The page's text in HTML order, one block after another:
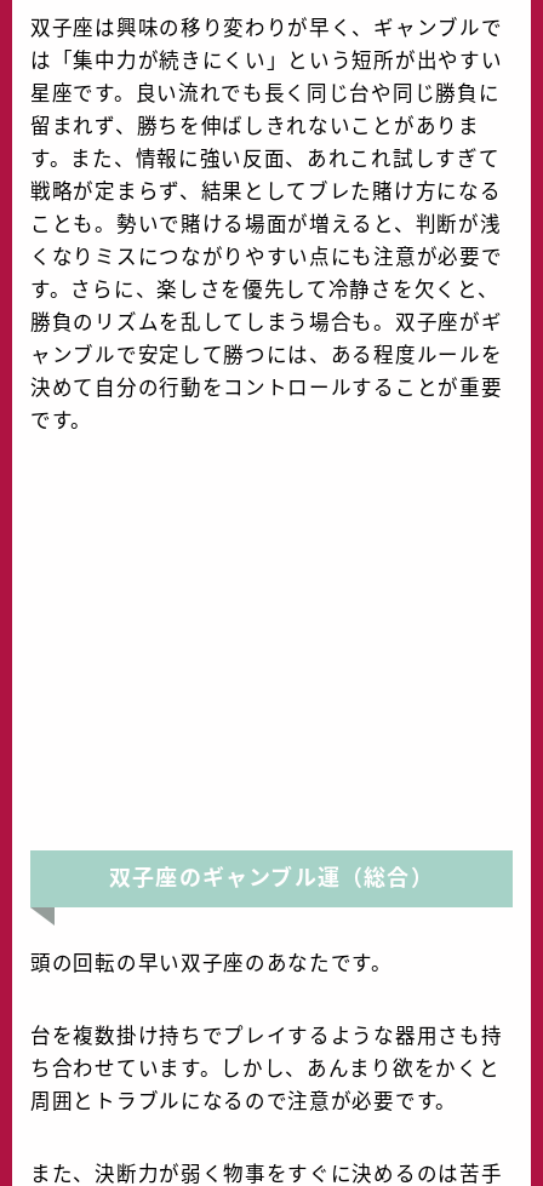
双子座は興味の移り変わりが早く、ギャンブルで
は「集中力が続きにくい」という短所が出やすい
星座です。良い流れでも長く同じ台や同じ勝負に
留まれず、勝ちを伸ばしきれないことがありま
す。また、情報に強い反面、あれこれ試しすぎて
戦略が定まらず、結果としてブレた賭け方になる
ことも。勢いで賭ける場面が増えると、判断が浅
くなりミスにつながりやすい点にも注意が必要で
す。さらに、楽しさを優先して冷静さを欠くと、
勝負のリズムを乱してしまう場合も。双子座がギ
ャンブルで安定して勝つには、ある程度ルールを
決めて自分の行動をコントロールすることが重要
です。
双子座のギャンブル運（総合）
頭の回転の早い双子座のあなたです。
台を複数掛け持ちでプレイするような器用さも持
ち合わせています。しかし、あんまり欲をかくと
周囲とトラブルになるので注意が必要です。
また、決断力が弱く物事をすぐに決めるのは苦手